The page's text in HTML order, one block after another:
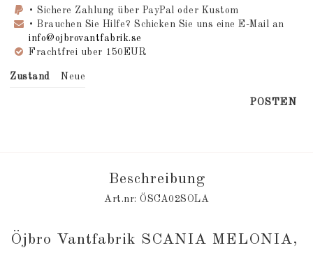
• Sichere Zahlung über PayPal oder Kustom
• Brauchen Sie Hilfe? Schicken Sie uns eine E-Mail an
info@ojbrovantfabrik.se
Frachtfrei uber 150EUR
Zustand Neue
POSTEN
Beschreibung
Art.nr: ÖSCA02SOLA
Öjbro Vantfabrik SCANIA MELONIA,